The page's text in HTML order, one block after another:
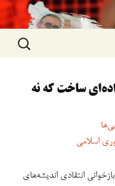
جستجو
برای:
ساخت که نه
اسلامی
انتقادی اندیشه‌های